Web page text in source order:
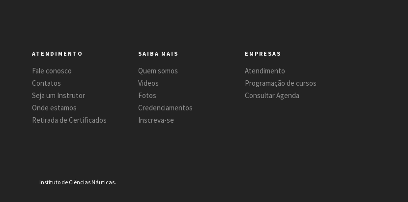
ATENDIMENTO
Fale conosco
Contatos
Seja um Instrutor
Onde estamos
Retirada de Certificados
SAIBA MAIS
Quem somos
Videos
Fotos
Credenciamentos
Inscreva-se
EMPRESAS
Atendimento
Programação de cursos
Consultar Agenda
Instituto de Ciências Náuticas.